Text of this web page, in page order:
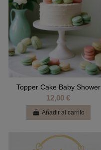
Topper Cake Baby Shower
12,00 €
Añadir al carrito